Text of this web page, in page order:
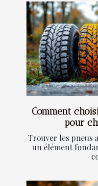
Comment
pour
Trouver les pneus
un élément